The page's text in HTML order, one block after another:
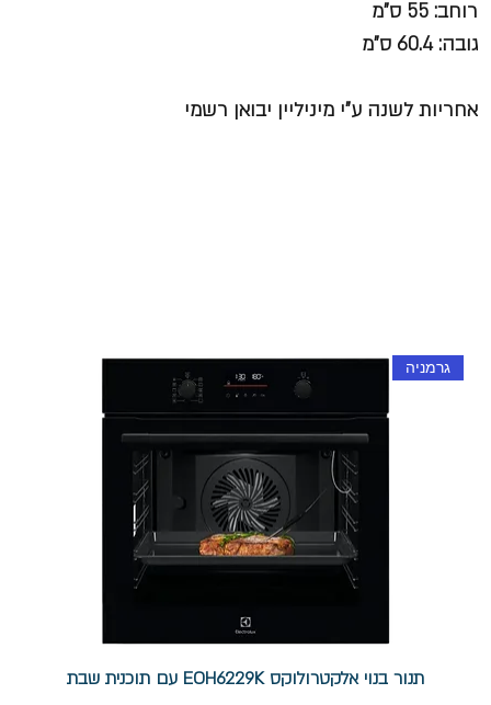
רוחב: 55 ס"מ
גובה: 60.4 ס"מ
אחריות לשנה ע"י מיניליין יבואן רשמי
גרמניה
תנור בנוי אלקטרולוקס EOH6229K עם תוכנית שבת